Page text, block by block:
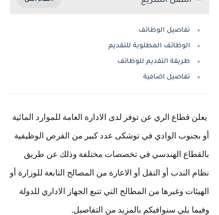
تفاصيل الوظائف
الوظائف المطلوبة للتقديم
طريقة التقديم للوظائف
تفاصيل اضافية
يعلن قطاع الري عن توفر لدى الادارة العامة للموارد المائية
أو بجنوب الوادي في توشكى عدد كبير من الفرص الوظيفية
بالقطاع الهندسي في تخصصات مختلفة وذلك عن طريق
نظام الندب أو النقل أو الاعارة من المصالح التابعة للوزارة أو
الهيئات وغيرها من المطالح التي تتبع الجهاز الاداري للدولة
وفيما يلي سنوافيكم بالمزيد من التفاصيل.